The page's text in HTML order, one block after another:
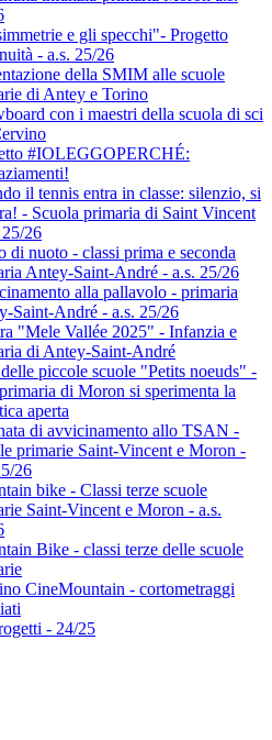
e gli specchi"- Progetto
- a.s. 25/26
della SMIM alle scuole
di Antey e Torino
con i maestri della scuola di sci
#IOLEGGOPERCHÉ:
il tennis entra in classe: silenzio, si
- Scuola primaria di Saint Vincent
26
di nuoto - classi prima e seconda
Antey-Saint-André - a.s. 25/26
alla pallavolo - primaria
Saint-André - a.s. 25/26
"Mele Vallée 2025" - Infanzia e
di Antey-Saint-André
piccole scuole "Petits noeuds" -
di Moron si sperimenta la
aperta
di avvicinamento allo TSAN -
primarie Saint-Vincent e Moron -
26
bike - Classi terze scuole
Saint-Vincent e Moron - a.s.
Bike - classi terze delle scuole
CineMountain - cortometraggi
- 24/25